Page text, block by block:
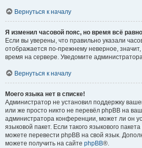
Вернуться к началу
Я изменил часовой пояс, но время всё
Если вы уверены, что правильно указали
отображается по-прежнему неверное,
время на сервере. Уведомите
Вернуться к началу
Моего языка нет в списке!
Администратор не установил поддержку
или же просто никто не перевёл phpBB на
администратора конференции, может ли он
языковой пакет. Если такого языкового
можете перевести phpBB на свой язык.
можете получить на сайте phpBB®.